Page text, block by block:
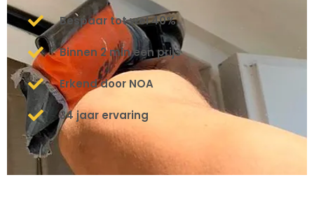
Bespaar tot wel 40%
Binnen 2 min een prijs
Erkend door NOA
34 jaar ervaring